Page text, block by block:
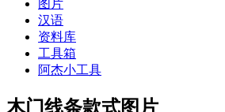
图片
汉语
资料库
工具箱
阿杰小工具
木门线条款式图片